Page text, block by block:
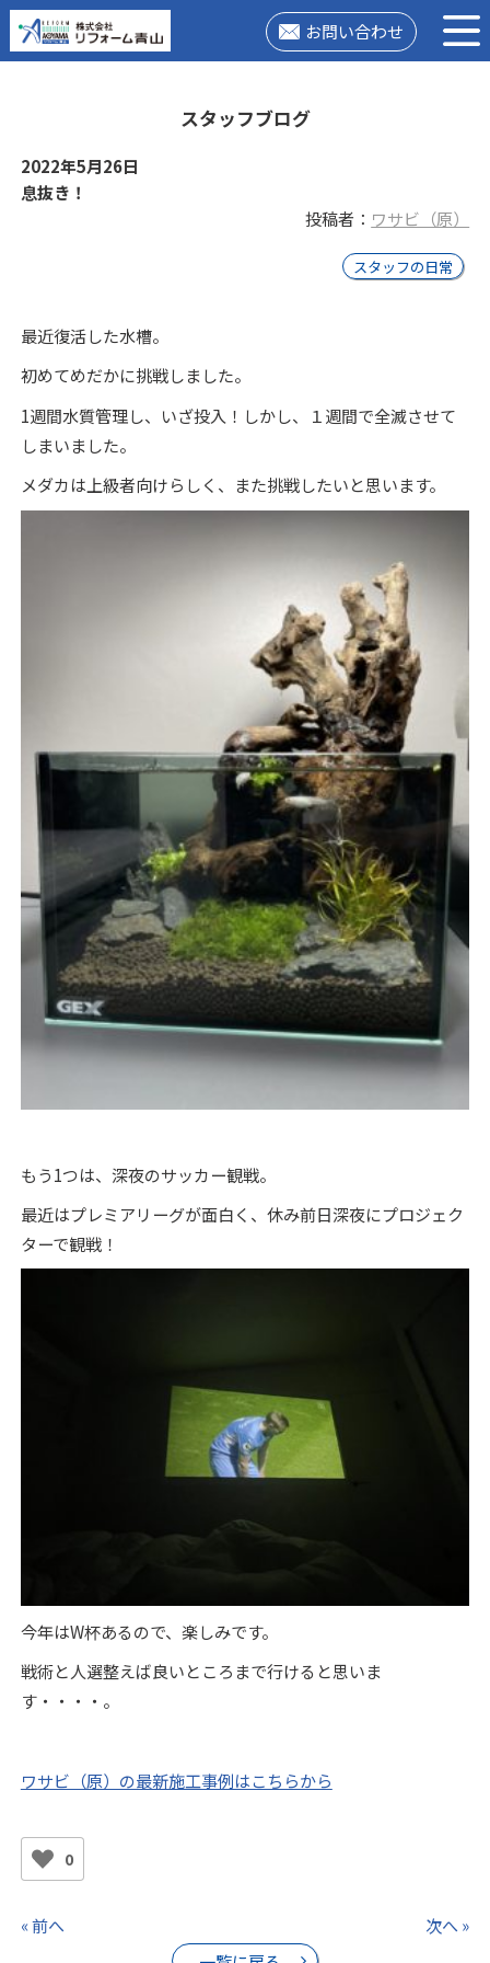
お問い合わせ
スタッフブログ
2022年5月26日
息抜き！
投稿者： ワサビ（原）
スタッフの日常
最近復活した水槽。
初めてめだかに挑戦しました。
1週間水質管理し、いざ投入！しかし、１週間で全滅させて
しまいました。
メダカは上級者向けらしく、また挑戦したいと思います。
もう1つは、深夜のサッカー観戦。
最近はプレミアリーグが面白く、休み前日深夜にプロジェク
ターで観戦！
今年はW杯あるので、楽しみです。
戦術と人選整えば良いところまで行けると思いま
す・・・・。
ワサビ（原）の最新施工事例はこちらから
0
« 前へ
次へ »